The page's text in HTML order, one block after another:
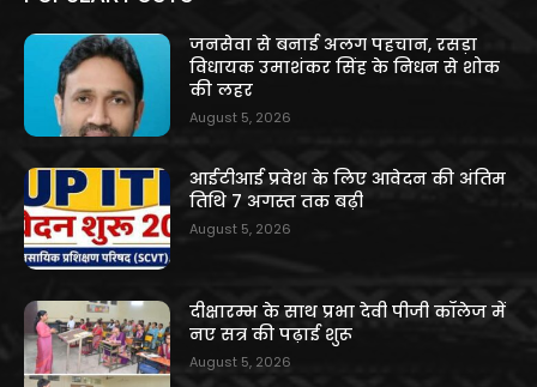
जनसेवा से बनाई अलग पहचान, रसड़ा
विधायक उमाशंकर सिंह के निधन से शोक
की लहर
August 5, 2026
आईटीआई प्रवेश के लिए आवेदन की अंतिम
तिथि 7 अगस्त तक बढ़ी
August 5, 2026
दीक्षारम्भ के साथ प्रभा देवी पीजी कॉलेज में
नए सत्र की पढ़ाई शुरू
August 5, 2026